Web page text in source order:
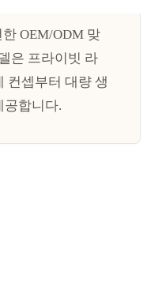
OEM/ODM 맞
은 프라이빗 라
컨셉부터 대량 생
공합니다.